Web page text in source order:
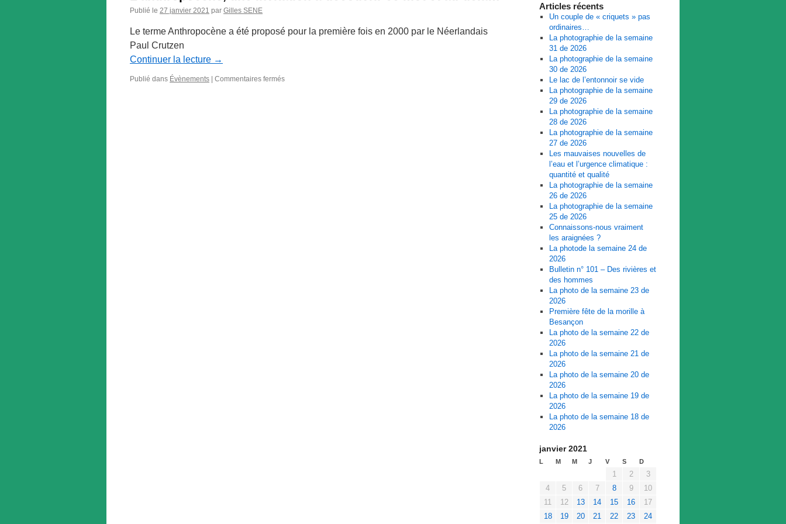
Publié le 27 janvier 2021 par Gilles SENE
Le terme Anthropocène a été proposé pour la première fois en 2000 par le Néerlandais
Paul Crutzen
Continuer la lecture →
Publié dans Évènements Commentaires ferméssur
Articles récents
Un couple de « criquets » pas
ordinaires…
La photographie de la semaine
31 de 2026
La photographie de la semaine
30 de 2026
Le lac de l’entonnoir se vide
La photographie de la semaine
29 de 2026
La photographie de la semaine
28 de 2026
La photographie de la semaine
27 de 2026
Les mauvaises nouvelles de
l’eau et l’urgence climatique :
quantité et qualité
La photographie de la semaine
26 de 2026
La photographie de la semaine
25 de 2026
Connaissons-nous vraiment
les araignées ?
La photode la semaine 24 de
2026
Bulletin n° 101 – Des rivières et
des hommes
La photo de la semaine 23 de
2026
Première fête de la morille à
Besançon
La photo de la semaine 22 de
2026
La photo de la semaine 21 de
2026
La photo de la semaine 20 de
2026
La photo de la semaine 19 de
2026
La photo de la semaine 18 de
2026
janvier 2021
L M M J V S D
1 2
3
4
5 6 7 8 9
10
11
12 13 14 15 16
17
18
19 20 21 22 23 24